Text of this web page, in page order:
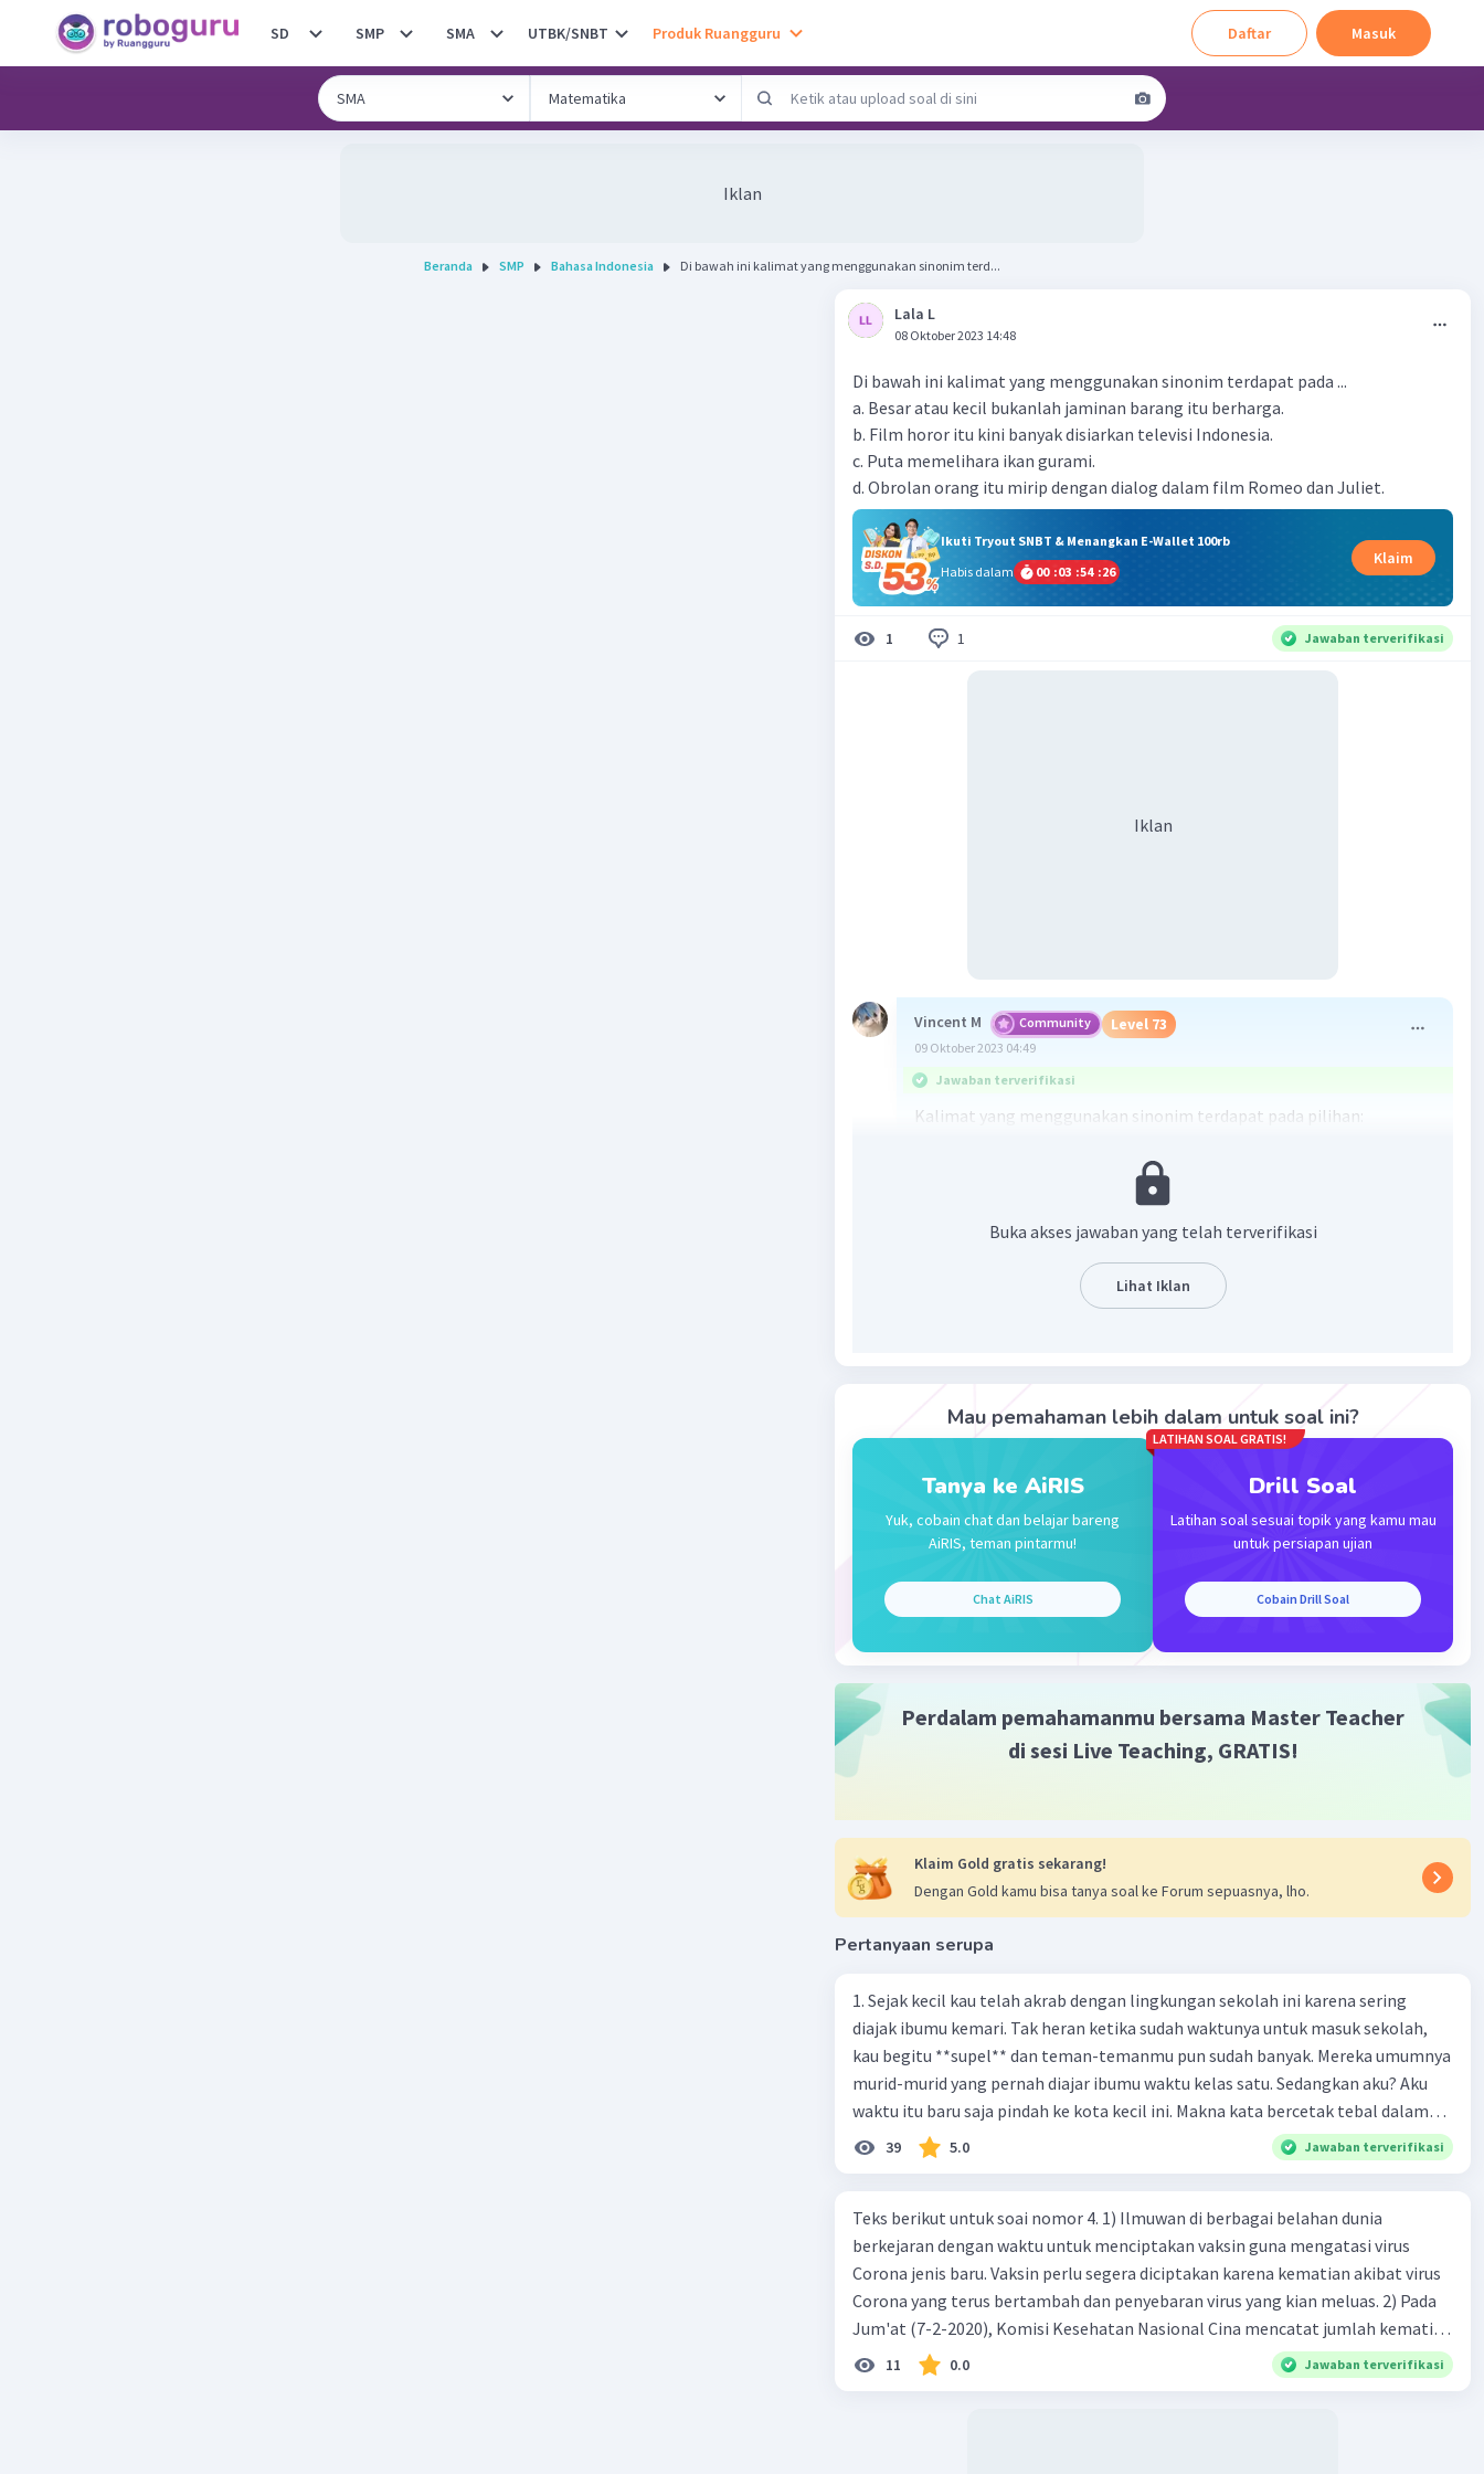
SD SMP SMA UTBK/SNBT Produk Ruangguru Daftar Masuk
Iklan
Beranda SMP Bahasa Indonesia Di bawah ini kalimat yang menggunakan sinonim terd...
Lala L
08 Oktober 2023 14:48
Di bawah ini kalimat yang menggunakan sinonim terdapat pada ...
a. Besar atau kecil bukanlah jaminan barang itu berharga.
b. Film horor itu kini banyak disiarkan televisi Indonesia.
c. Puta memelihara ikan gurami.
d. Obrolan orang itu mirip dengan dialog dalam film Romeo dan Juliet.
Ikuti Tryout SNBT & Menangkan E-Wallet 100rb
Habis dalam
00 :03 :54 :25
Klaim
1 1 Jawaban terverifikasi
Iklan
Vincent M Community Level 73
09 Oktober 2023 04:49
Jawaban terverifikasi
Kalimat yang menggunakan sinonim terdapat pada pilihan:
d. Obrolan orang itu mirip dengan dialog dalam film Romeo dan
Kata "mirip dengan" dalam kalimat tersebut adalah sinonim dari
"serupa dengan" atau "sama dengan."
Iklan
Buka akses jawaban yang telah terverifikasi
Lihat Iklan
Mau pemahaman lebih dalam untuk soal ini?
Tanya ke AiRIS
Yuk, cobain chat dan belajar bareng
AiRIS, teman pintarmu!
Chat AiRIS
LATIHAN SOAL GRATIS!
Drill Soal
Latihan soal sesuai topik yang kamu mau
untuk persiapan ujian
Cobain Drill Soal
Perdalam pemahamanmu bersama Master Teacher
di sesi Live Teaching, GRATIS!
Klaim Gold gratis sekarang!
Dengan Gold kamu bisa tanya soal ke Forum sepuasnya, lho.
Pertanyaan serupa
1. Sejak kecil kau telah akrab dengan lingkungan sekolah ini karena sering
diajak ibumu kemari. Tak heran ketika sudah waktunya untuk masuk sekolah,
kau begitu **supel** dan teman-temanmu pun sudah banyak. Mereka umumnya
murid-murid yang pernah diajar ibumu waktu kelas satu. Sedangkan aku? Aku
waktu itu baru saja pindah ke kota kecil ini. Makna kata bercetak tebal dalam
kutipan cerpen tersebut adalah .... A. ramah C. santun B. sopan D. baik
39 5.0 Jawaban terverifikasi
Teks berikut untuk soai nomor 4. 1) Ilmuwan di berbagai belahan dunia
berkejaran dengan waktu untuk menciptakan vaksin guna mengatasi virus
Corona jenis baru. Vaksin perlu segera diciptakan karena kematian akibat virus
Corona yang terus bertambah dan penyebaran virus yang kian meluas. 2) Pada
Jum'at (7-2-2020), Komisi Kesehatan Nasional Cina mencatat jumlah kematian
akibat virus Corona baru telah mencapai 636 kasus, sedangkan jumlah warga
yang terinfeksi menjadi 31.161 kasus. Kasus terbanyak terjadi di Hubei, Cina,
11 0.0 Jawaban terverifikasi